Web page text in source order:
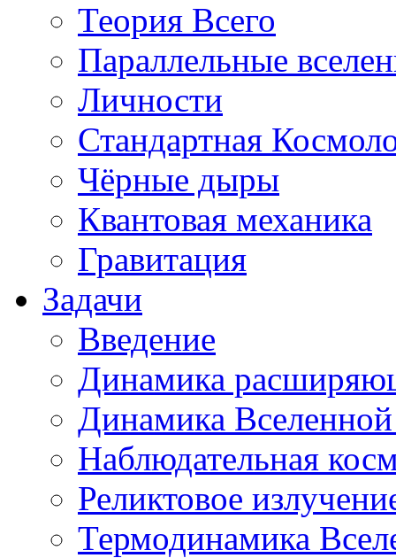
Теория Всего
Параллельные
Личности
Стандартная
Чёрные дыры
Квантовая механика
Гравитация
Задачи
Введение
Динамика
Динамика
Наблюдательная
Реликтовое
Термодинамика